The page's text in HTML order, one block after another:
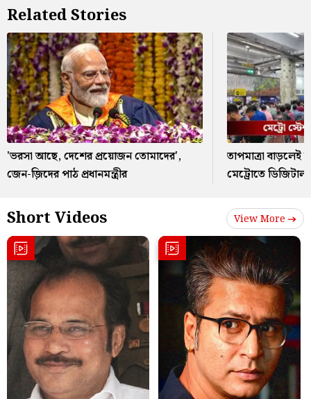
Related Stories
'ভরসা আছে, দেশের প্রয়োজন তোমাদের',
জেন-জ়িদের পাঠ প্রধানমন্ত্রীর
তাপমাত্রা বাড়লেই
মেট্রোতে ডিজিটাল
Short Videos View More